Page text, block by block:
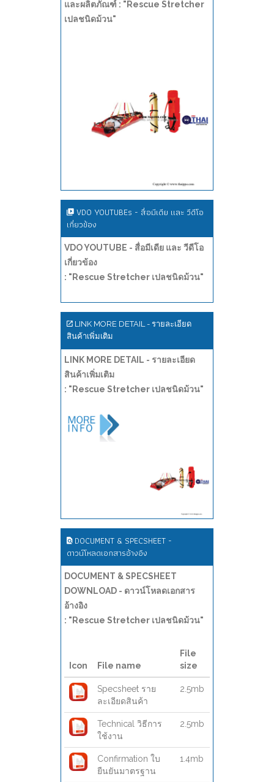
และผลิตภัณฑ์ : "Rescue Stretcher
เปลชนิดม้วน"
VDO YOUTUBEs - สื่อมีเดีย และ วีดีโอ
เกี่ยวข้อง
VDO YOUTUBE - สื่อมีเดีย และ วีดีโอ
เกี่ยวข้อง
: "Rescue Stretcher เปลชนิดม้วน"
LINK MORE DETAIL - รายละเอียด
สินค้าเพิ่มเติม
LINK MORE DETAIL - รายละเอียด
สินค้าเพิ่มเติม
: "Rescue Stretcher เปลชนิดม้วน"
DOCUMENT & SPECSHEET -
ดาวน์โหลดเอกสารอ้างอิง
DOCUMENT & SPECSHEET
DOWNLOAD - ดาวน์โหลดเอกสาร
อ้างอิง
: "Rescue Stretcher เปลชนิดม้วน"
Icon File name
File
size
Specsheet ราย
ละเอียดสินค้า
2.5mb
Technical วิธีการ
ใช้งาน
2.5mb
Confirmation ใบ
ยืนยันมาตรฐาน
1.4mb